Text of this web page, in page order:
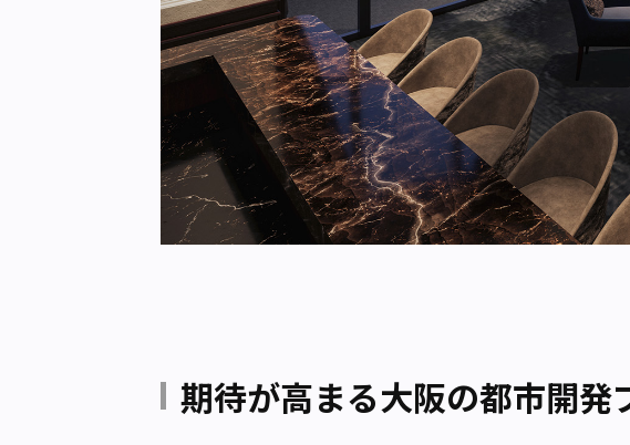
期待が高まる大阪の都市開